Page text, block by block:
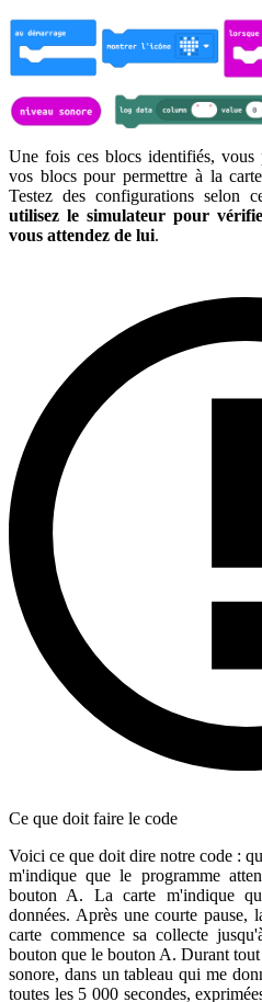
Une fois ces blocs identifiés, vous
vos blocs pour permettre à la
Testez des configurations selon
utilisez le simulateur pour
vous attendez de lui.
Ce que doit faire le code
Voici ce que doit dire notre code :
m'indique que le programme
bouton A. La carte m'indique
données. Après une courte pause,
carte commence sa collecte
bouton que le bouton A. Durant
sonore, dans un tableau qui me
toutes les 5 000 secondes,